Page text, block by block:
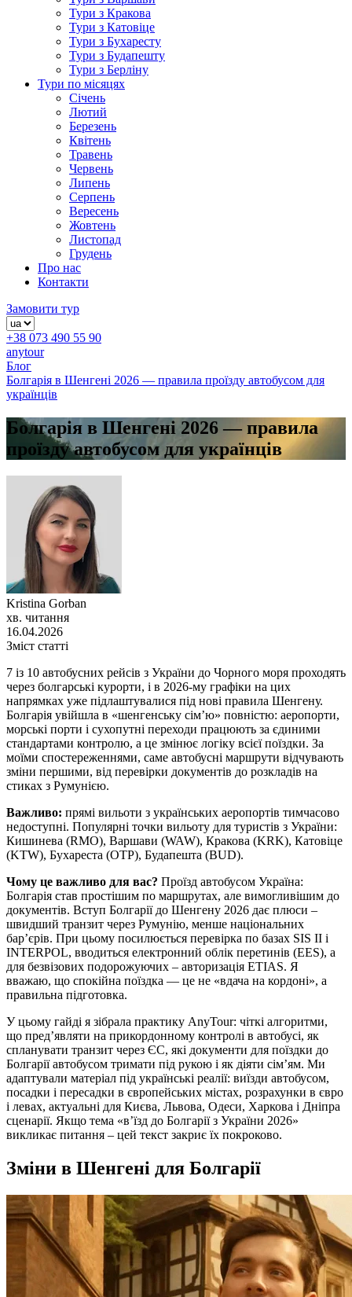
Тури з Кракова
Тури з Катовіце
Тури з Бухаресту
Тури з Будапешту
Тури з Берліну
Тури по місяцях
Січень
Лютий
Березень
Квітень
Травень
Червень
Липень
Серпень
Вересень
Жовтень
Листопад
Грудень
Про нас
Контакти
Замовити тур
+38 073 490 55 90
anytour
Блог
Болгарія в Шенгені 2026 — правила проїзду автобусом для
українців
Болгарія в Шенгені 2026 — правила
проїзду автобусом для українців
Kristina Gorban
хв. читання
16.04.2026
Зміст статті
7 із 10 автобусних рейсів з України до Чорного моря проходять
через болгарські курорти, і в 2026-му графіки на цих
напрямках уже підлаштувалися під нові правила Шенгену.
Болгарія увійшла в «шенгенську сім’ю» повністю: аеропорти,
морські порти і сухопутні переходи працюють за єдиними
стандартами контролю, а це змінює логіку всієї поїздки. За
моїми спостереженнями, саме автобусні маршрути відчувають
зміни першими, від перевірки документів до розкладів на
стиках з Румунією.
Важливо: прямі вильоти з українських аеропортів тимчасово
недоступні. Популярні точки вильоту для туристів з України:
Кишинева (RMO), Варшави (WAW), Кракова (KRK), Катовіце
(KTW), Бухареста (OTP), Будапешта (BUD).
Чому це важливо для вас? Проїзд автобусом Україна:
Болгарія став простішим по маршрутах, але вимогливішим до
документів. Вступ Болгарії до Шенгену 2026 дає плюси –
швидший транзит через Румунію, менше національних
бар’єрів. При цьому посилюється перевірка по базах SIS II і
INTERPOL, вводиться електронний облік перетинів (EES), а
для безвізових подорожуючих – авторизація ETIAS. Я
вважаю, що спокійна поїздка — це не «вдача на кордоні», а
правильна підготовка.
У цьому гайді я зібрала практику AnyTour: чіткі алгоритми,
що пред’являти на прикордонному контролі в автобусі, як
спланувати транзит через ЄС, які документи для поїздки до
Болгарії автобусом тримати під рукою і як діяти сім’ям. Ми
адаптували матеріал під українські реалії: виїзди автобусом,
посадки і пересадки в європейських містах, розрахунки в євро
і левах, актуальні для Києва, Львова, Одеси, Харкова і Дніпра
сценарії. Якщо тема «в’їзд до Болгарії з України 2026»
викликає питання – цей текст закриє їх покроково.
Зміни в Шенгені для Болгарії